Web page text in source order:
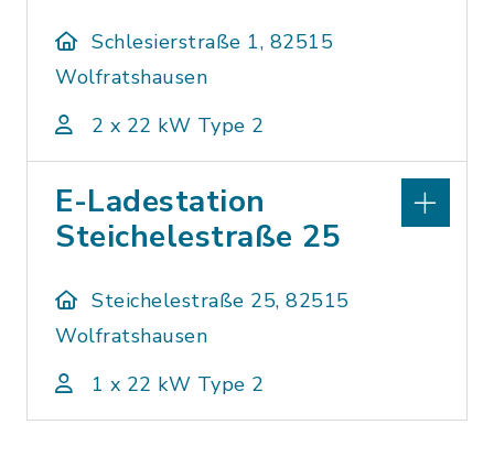
Schlesierstraße 1, 82515
Wolfratshausen
2 x 22 kW Type 2
E-Ladestation
Steichelestraße 25
Steichelestraße 25, 82515
Wolfratshausen
1 x 22 kW Type 2